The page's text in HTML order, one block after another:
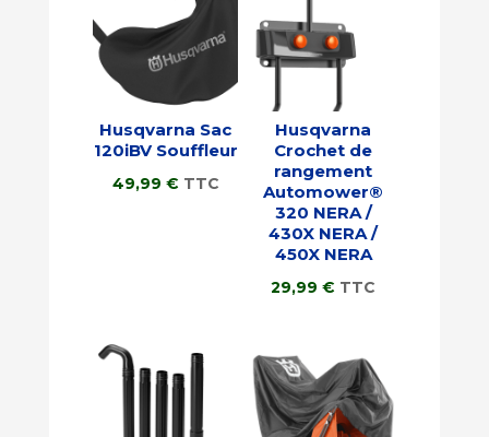
Husqvarna Sac
120iBV Souffleur
49,99 € TTC
Husqvarna
Crochet de
rangement
Automower®
320 NERA /
430X NERA /
450X NERA
29,99€ TTC